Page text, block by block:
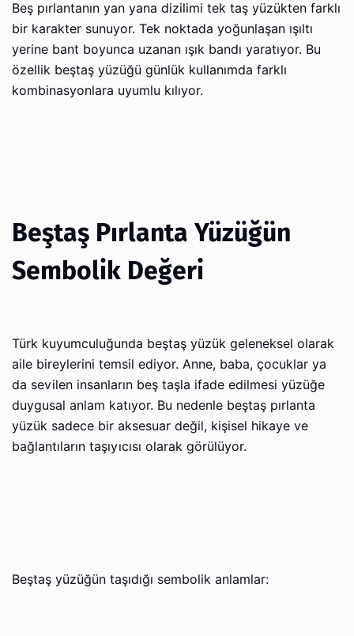
Beş pırlantanın yan yana dizilimi tek taş yüzükten farklı
bir karakter sunuyor. Tek noktada yoğunlaşan ışıltı
yerine bant boyunca uzanan ışık bandı yaratıyor. Bu
özellik beştaş yüzüğü günlük kullanımda farklı
kombinasyonlara uyumlu kılıyor.
Beştaş Pırlanta Yüzüğün
Sembolik Değeri
Türk kuyumculuğunda beştaş yüzük geleneksel olarak
aile bireylerini temsil ediyor. Anne, baba, çocuklar ya
da sevilen insanların beş taşla ifade edilmesi yüzüğe
duygusal anlam katıyor. Bu nedenle beştaş pırlanta
yüzük sadece bir aksesuar değil, kişisel hikaye ve
bağlantıların taşıyıcısı olarak görülüyor.
Beştaş yüzüğün taşıdığı sembolik anlamlar: